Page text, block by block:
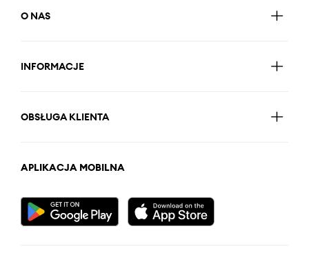
O NAS
INFORMACJE
OBSŁUGA KLIENTA
APLIKACJA MOBILNA